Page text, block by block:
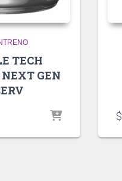
TECH
GEN
$